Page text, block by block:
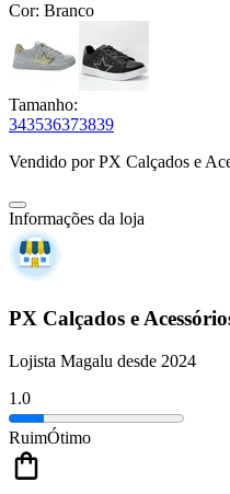
Cor: Branco
Tamanho:
343536373839
Vendido porPX Calçados e
Informações da loja
PX Calçados e
Lojista Magalu desde 2024
1.0
RuimÓtimo